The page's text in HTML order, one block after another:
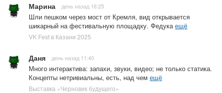
Марина день назад 16:25
Шли пешком через мост от Кремля, вид открывается
шикарный на фестивальную площадку. Федука ещё
VK Fest в Казани 2025
Даня день назад 11:40
Много интерактива: запахи, звуки, видео; не только статика.
Концепты нетривиальны, есть, над чем ещё
Выставка «Черновик будущего»